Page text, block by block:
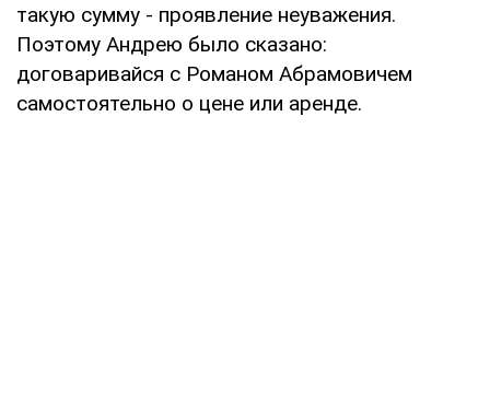
такую сумму - проявление неуважения.
Поэтому Андрею было сказано:
договаривайся с Романом Абрамовичем
самостоятельно о цене или аренде.